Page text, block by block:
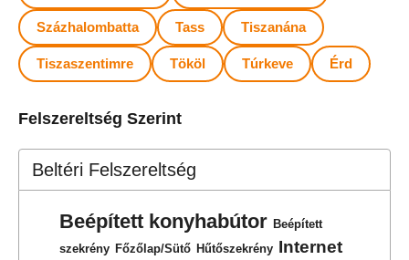
Százhalombatta Tass Tiszanána
Tiszaszentimre Tököl Túrkeve Érd
Felszereltség Szerint
Beltéri Felszereltség
Beépített konyhabútor Beépített
szekrény Főzőlap/Sütő Hűtőszekrény Internet